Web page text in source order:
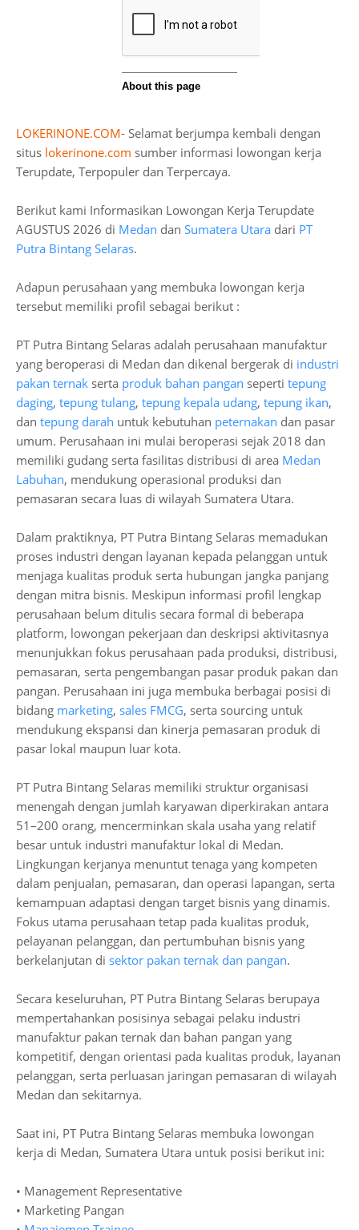
LOKERINONE.COM- Selamat berjumpa kembali dengan
situs lokerinone.com sumber informasi lowongan kerja
Terupdate, Terpopuler dan Terpercaya.
Berikut kami Informasikan Lowongan Kerja Terupdate
AGUSTUS 2026 di Medan dan Sumatera Utara dari PT
Putra Bintang Selaras.
Adapun perusahaan yang membuka lowongan kerja
tersebut memiliki profil sebagai berikut :
PT Putra Bintang Selaras adalah perusahaan manufaktur
yang beroperasi di Medan dan dikenal bergerak di industri
pakan ternak serta produk bahan pangan seperti tepung
daging, tepung tulang, tepung kepala udang, tepung ikan,
dan tepung darah untuk kebutuhan peternakan dan pasar
umum. Perusahaan ini mulai beroperasi sejak 2018 dan
memiliki gudang serta fasilitas distribusi di area Medan
Labuhan, mendukung operasional produksi dan
pemasaran secara luas di wilayah Sumatera Utara.
Dalam praktiknya, PT Putra Bintang Selaras memadukan
proses industri dengan layanan kepada pelanggan untuk
menjaga kualitas produk serta hubungan jangka panjang
dengan mitra bisnis. Meskipun informasi profil lengkap
perusahaan belum ditulis secara formal di beberapa
platform, lowongan pekerjaan dan deskripsi aktivitasnya
menunjukkan fokus perusahaan pada produksi, distribusi,
pemasaran, serta pengembangan pasar produk pakan dan
pangan. Perusahaan ini juga membuka berbagai posisi di
bidang marketing, sales FMCG, serta sourcing untuk
mendukung ekspansi dan kinerja pemasaran produk di
pasar lokal maupun luar kota.
PT Putra Bintang Selaras memiliki struktur organisasi
menengah dengan jumlah karyawan diperkirakan antara
51–200 orang, mencerminkan skala usaha yang relatif
besar untuk industri manufaktur lokal di Medan.
Lingkungan kerjanya menuntut tenaga yang kompeten
dalam penjualan, pemasaran, dan operasi lapangan, serta
kemampuan adaptasi dengan target bisnis yang dinamis.
Fokus utama perusahaan tetap pada kualitas produk,
pelayanan pelanggan, dan pertumbuhan bisnis yang
berkelanjutan di sektor pakan ternak dan pangan.
Secara keseluruhan, PT Putra Bintang Selaras berupaya
mempertahankan posisinya sebagai pelaku industri
manufaktur pakan ternak dan bahan pangan yang
kompetitif, dengan orientasi pada kualitas produk, layanan
pelanggan, serta perluasan jaringan pemasaran di wilayah
Medan dan sekitarnya.
Saat ini, PT Putra Bintang Selaras membuka lowongan
kerja di Medan, Sumatera Utara untuk posisi berikut ini:
• Management Representative
• Marketing Pangan